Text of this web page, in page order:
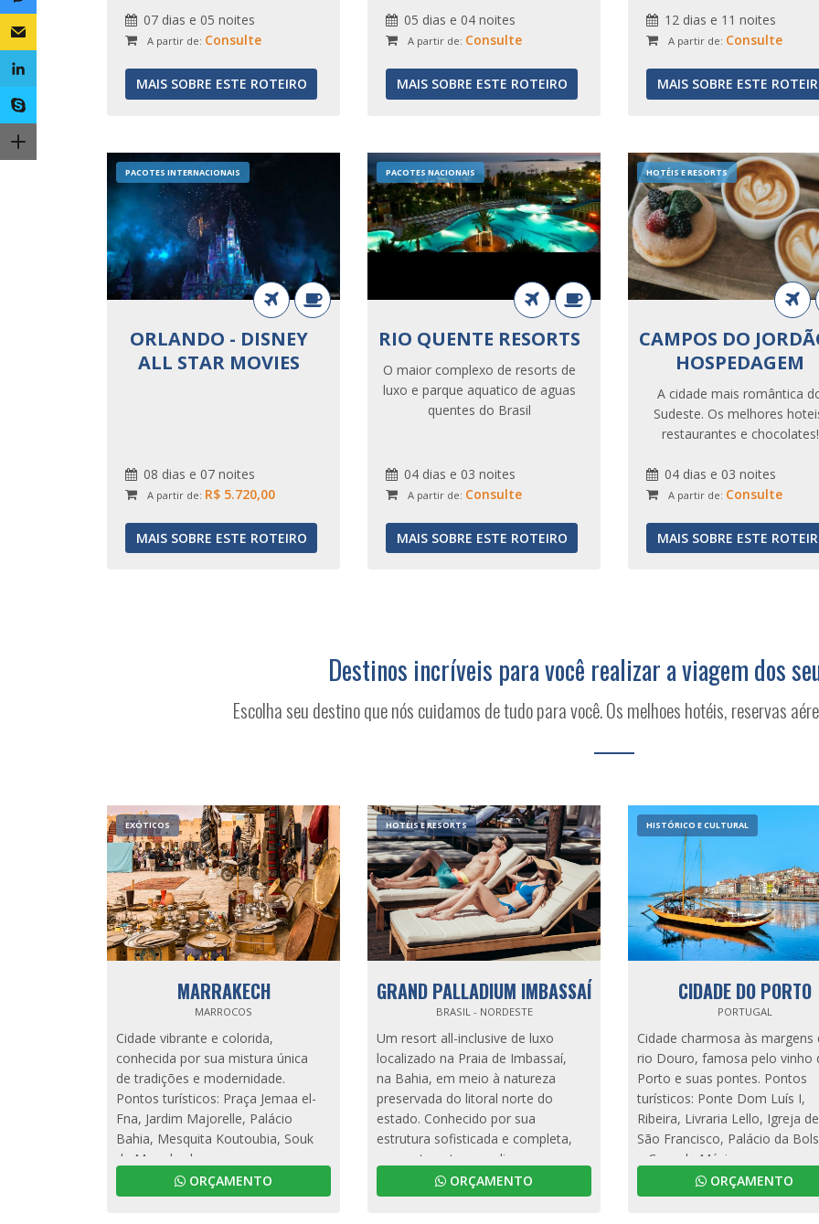
Seja bem-vindo!
07 dias e 05 noites
A partir de: Consulte
MAIS SOBRE ESTE ROTEIRO
05 dias e 04 noites
A partir de: Consulte
MAIS SOBRE ESTE ROTEIRO
12 dias e 11 noites
A partir de: Consulte
MAIS SOBRE ESTE
PACOTES INTERNACIONAIS
ORLANDO - DISNEY
ALL STAR MOVIES
08 dias e 07 noites
A partir de: R$ 5.720,00
MAIS SOBRE ESTE ROTEIRO
PACOTES NACIONAIS
RIO QUENTE RESORTS
O maior complexo de resorts de
luxo e parque aquatico de aguas
quentes do Brasil
04 dias e 03 noites
A partir de: Consulte
MAIS SOBRE ESTE ROTEIRO
HOTÉIS E RESORTS
CAMPOS DO
HOSPEDAGEM
A cidade mais romântica
Sudeste. Os melhores
restaurantes e chocolates!
04 dias e 03 noites
A partir de: Consulte
MAIS SOBRE ESTE
Destinos incríveis para você realizar a viagem dos
Escolha seu destino que nós cuidamos de tudo para você. Os melhoes hotéis, reservas
EXÓTICOS
MARRAKECH
MARROCOS
Cidade vibrante e colorida,
conhecida por sua mistura única
de tradições e modernidade.
Pontos turísticos: Praça Jemaa el-
Fna, Jardim Majorelle, Palácio
Bahia, Mesquita Koutoubia, Souk
de Marrakech.
ORÇAMENTO
HOTÉIS E RESORTS
GRAND PALLADIUM IMBASSAÍ
BRASIL - NORDESTE
Um resort all-inclusive de luxo
localizado na Praia de Imbassaí,
na Bahia, em meio à natureza
preservada do litoral norte do
estado. Conhecido por sua
estrutura sofisticada e completa,
o resort conta com diversas
piscinas, restaurantes temáticos,
bares, spa, e áreas de lazer para
ORÇAMENTO
HISTÓRICO E CULTURAL
CIDADE DO PORTO
PORTUGAL
Cidade charmosa às margens
rio Douro, famosa pelo vinho
Porto e suas pontes. Pontos
turísticos: Ponte Dom Luís I,
Ribeira, Livraria Lello, Igreja de
São Francisco, Palácio da
a Casa da Música.
ORÇAMENTO